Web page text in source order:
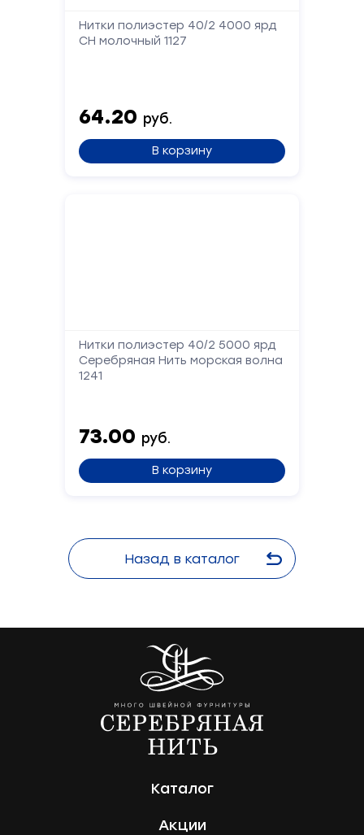
Нитки полиэстер 40/2 4000 ярд
СН молочный 1127
64.20 руб.
В корзину
Нитки полиэстер 40/2 5000 ярд
Серебряная Нить морская волна
1241
73.00 руб.
В корзину
Назад в каталог
Каталог
Акции